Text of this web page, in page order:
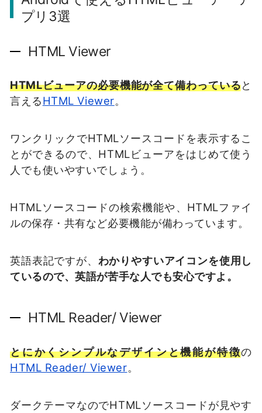
プリ3選
HTML Viewer
HTMLビューアの必要機能が全て備わっていると
言えるHTML Viewer。
ワンクリックでHTMLソースコードを表示するこ
とができるので、HTMLビューアをはじめて使う
人でも使いやすいでしょう。
HTMLソースコードの検索機能や、HTMLファイ
ルの保存・共有など必要機能が備わっています。
英語表記ですが、 わかりやすいアイコンを使用し
ているので、英語が苦手な人でも安心ですよ。
HTML Reader/ Viewer
とにかくシンプルなデザインと機能が特徴の
HTML Reader/ Viewer。
ダークテーマなのでHTMLソースコードが見やす